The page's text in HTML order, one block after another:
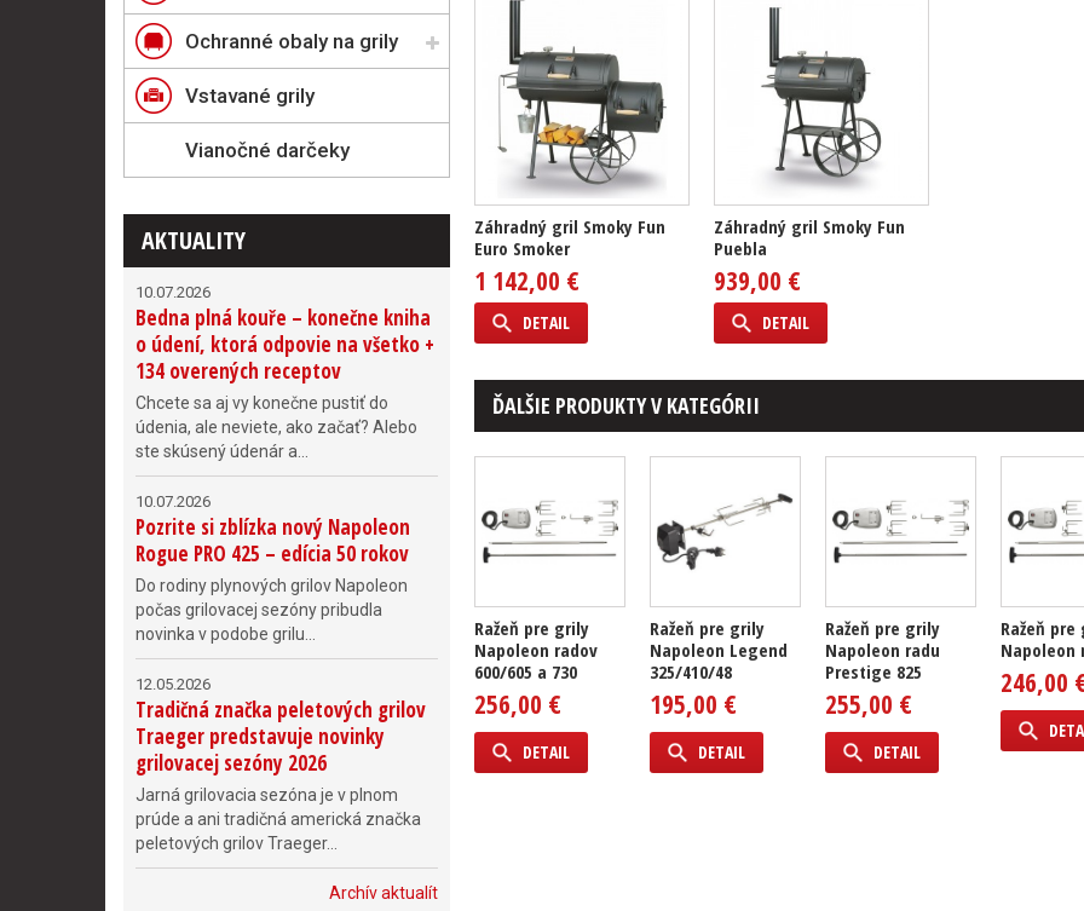
Záhradný gril Smoky Fun
Euro Smoker
1 142,00 €
DETAIL
Záhradný gril Smoky Fun
Puebla
939,00 €
DETAIL
ĎALŠIE PRODUKTY V KATEGÓRII
Ražeň pre grily
Napoleon radov
600/605 a 730
256,00 €
DETAIL
Ražeň pre grily
Napoleon Legend
325/410/48
195,00 €
DETAIL
Ražeň pre grily
Napoleon radu
Prestige 825
255,00 €
DETAIL
Ražeň
Napoleon
246,00
Ochranné obaly na grily
Vstavané grily
Vianočné darčeky
AKTUALITY
10.07.2026
Bedna plná kouře – konečne kniha
o údení, ktorá odpovie na všetko +
134 overených receptov
Chcete sa aj vy konečne pustiť do
údenia, ale neviete, ako začať? Alebo
ste skúsený údenár a...
10.07.2026
Pozrite si zblízka nový Napoleon
Rogue PRO 425 – edícia 50 rokov
Do rodiny plynových grilov Napoleon
počas grilovacej sezóny pribudla
novinka v podobe grilu...
12.05.2026
Tradičná značka peletových grilov
Traeger predstavuje novinky
grilovacej sezóny 2026
Jarná grilovacia sezóna je v plnom
prúde a ani tradičná americká značka
peletových grilov Traeger...
Archív aktualít